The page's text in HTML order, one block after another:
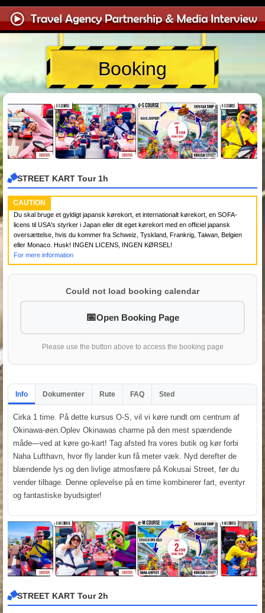
Booking
STREET KART Tour 1h
CAUTION
Du skal bruge et gyldigt japansk kørekort, et internationalt kørekort, en SOFA-
licens til USA's styrker i Japan eller dit eget kørekort med en officiel japansk
oversættelse, hvis du kommer fra Schweiz, Tyskland, Frankrig, Taiwan, Belgien
eller Monaco. Husk! INGEN LICENS, INGEN KØRSEL!
For mere information
Could not load booking calendar
Open Booking Page
Please use the button above to access the booking page
Info Dokumenter Rute FAQ Sted
Cirka 1 time. På dette kursus O-S, vil vi køre rundt om centrum af
Okinawa-øen.Oplev Okinawas charme på den mest spændende
måde—ved at køre go-kart! Tag afsted fra vores butik og kør forbi
Naha Lufthavn, hvor fly lander kun få meter væk. Nyd derefter de
blændende lys og den livlige atmosfære på Kokusai Street, før du
vender tilbage. Denne oplevelse på en time kombinerer fart, eventyr
og fantastiske byudsigter!
STREET KART Tour 2h